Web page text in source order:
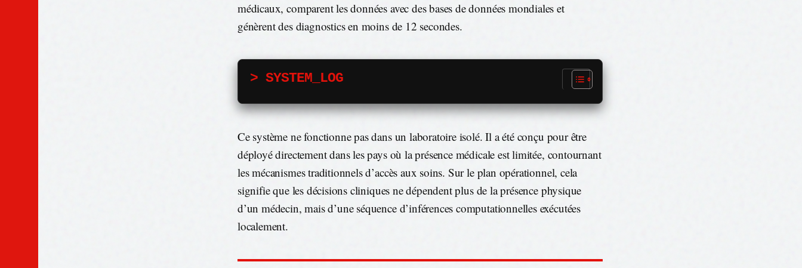
médicaux, comparent les données avec des bases de données mondiales et
génèrent des diagnostics en moins de 12 secondes.
> SYSTEM_LOG
Ce système ne fonctionne pas dans un laboratoire isolé. Il a été conçu pour être
déployé directement dans les pays où la présence médicale est limitée, contournant
les mécanismes traditionnels d’accès aux soins. Sur le plan opérationnel, cela
signifie que les décisions cliniques ne dépendent plus de la présence physique
d’un médecin, mais d’une séquence d’inférences computationnelles exécutées
localement.